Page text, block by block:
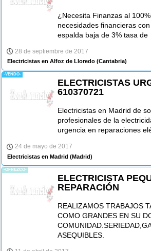
¿Necesita Finanzas al
necesidades financieras
espalda baja de 3% tasa de
28 de septiembre de 2017
Electricistas en Alfoz de Lloredo (Cantabria)
-VENDO-
ELECTRICISTAS
610370721
Electricistas en Madrid de
profesionales de la
urgencia en reparaciones
24 de mayo de 2017
Electricistas en Madrid (Madrid)
-OFREZCO-
ELECTRICISTA
REPARACIÓN
REALIZAMOS TRABAJOS
COMO GRANDES EN SU
ASEQUIBLES.